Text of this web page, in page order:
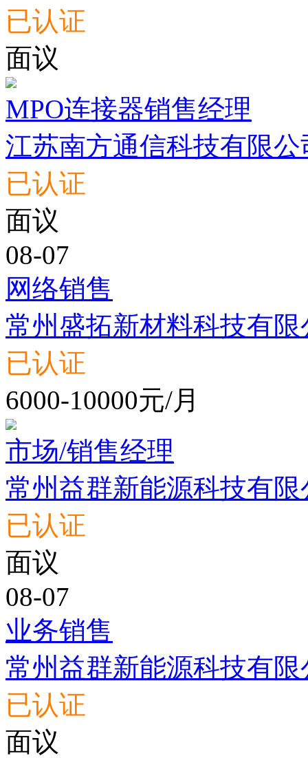
已认证
面议
MPO连接器销售经理
江苏南方通信科技有限公
已认证
面议
08-07
网络销售
常州盛拓新材料科技有限
已认证
6000-10000元/月
市场/销售经理
常州益群新能源科技有限
已认证
面议
08-07
业务销售
常州益群新能源科技有限
已认证
面议